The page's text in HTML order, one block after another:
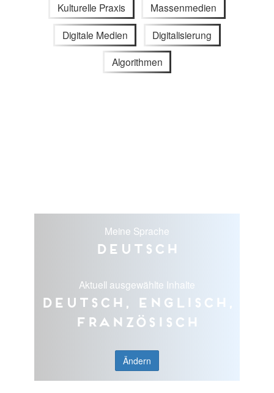
Kulturelle Praxis Massenmedien
Digitale Medien Digitalisierung
Algorithmen
Meine Sprache
Deutsch
Aktuell ausgewählte Inhalte
Deutsch, Englisch,
Französisch
Ändern